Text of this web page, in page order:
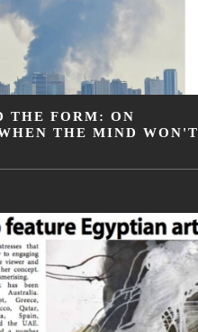
THE FORM: ON
THE MIND WON'T